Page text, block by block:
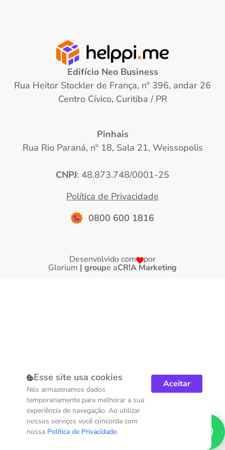
Edifício Neo Business
Rua Heitor Stockler de França, nº 396, andar 26
Centro Cívico, Curitiba / PR
Pinhais
Rua Rio Paraná, nº 18, Sala 21, Weissopolis
CNPJ: 48.873.748/0001-25
Política de Privacidade
0800 600 1816
Desenvolvido com por
Glorium | groupe aCR!A Marketing
Esse site usa cookies
Nós armazenamos dados
temporariamente para melhorar a sua
experiência de navegação. Ao utilizar
nossos serviços você concorda com
nossa Política de Privacidade.
Aceitar